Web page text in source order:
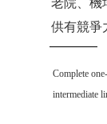
老院、機
供有競爭
Complete
intermediate